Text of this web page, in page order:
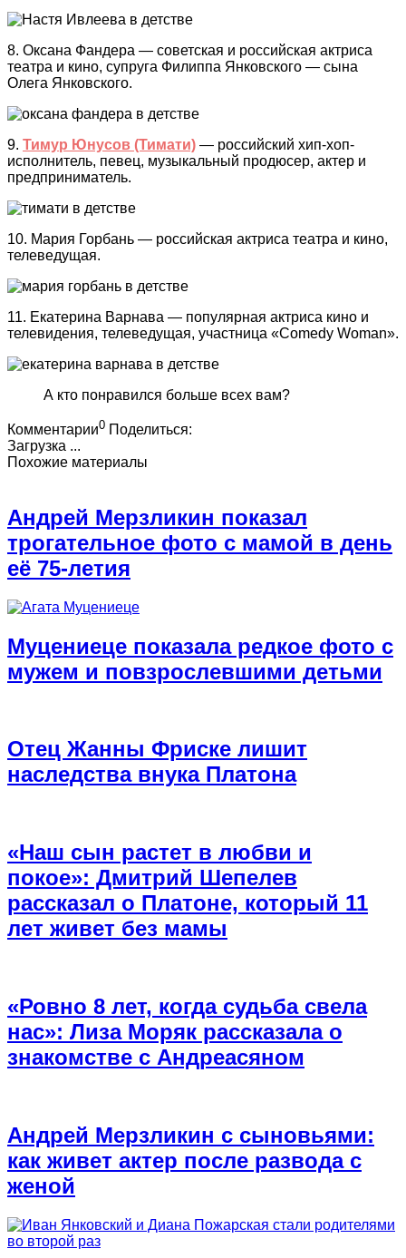
8. Оксана Фандера — советская и российская актриса
театра и кино, супруга Филиппа Янковского — сына
Олега Янковского.
9. Тимур Юнусов (Тимати) — российский хип-хоп-
исполнитель, певец, музыкальный продюсер, актер и
предприниматель.
10. Мария Горбань — российская актриса театра и кино,
телеведущая.
11. Екатерина Варнава — популярная актриса кино и
телевидения, телеведущая, участница «Comedy Woman».
А кто понравился больше всех вам?
Комментарии0 Поделиться:
Загрузка ...
Похожие материалы
Андрей Мерзликин показал
трогательное фото с мамой в день
её 75-летия
Муцениеце показала редкое фото с
мужем и повзрослевшими детьми
Отец Жанны Фриске лишит
наследства внука Платона
«Наш сын растет в любви и
покое»: Дмитрий Шепелев
рассказал о Платоне, который 11
лет живет без мамы
«Ровно 8 лет, когда судьба свела
нас»: Лиза Моряк рассказала о
знакомстве с Андреасяном
Андрей Мерзликин с сыновьями:
как живет актер после развода с
женой